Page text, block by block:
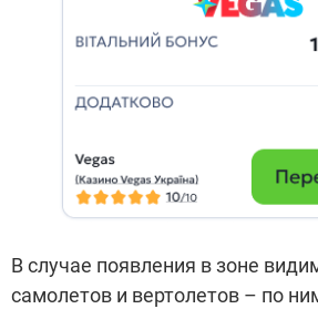
В случае появления в зоне
самолетов и вертолетов – по